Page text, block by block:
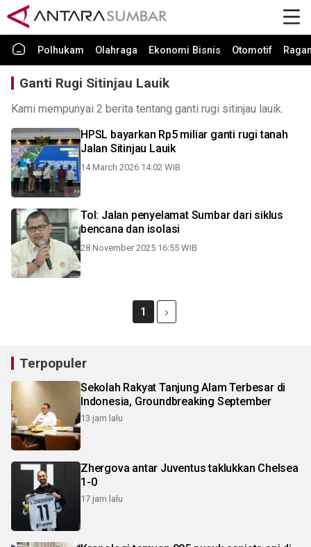
Polhukam Olahraga Ekonomi Bisnis Otomotif
Ganti Rugi Sitinjau Lauik
Kami mempunyai 2 berita tentang ganti rugi sitinjau lauik.
HPSL bayarkan Rp5 miliar ganti rugi tanah
Jalan Sitinjau Lauik
14 March 2026 14:02 WIB
Tol: Jalan penyelamat Sumbar dari siklus
bencana dan isolasi
28 November 2025 16:55 WIB
1
Terpopuler
Sekolah Rakyat Tanjung Alam Terbesar di
Indonesia, Groundbreaking September
13 jam lalu
Zhergova antar Juventus taklukkan Chelsea
1-0
17 jam lalu